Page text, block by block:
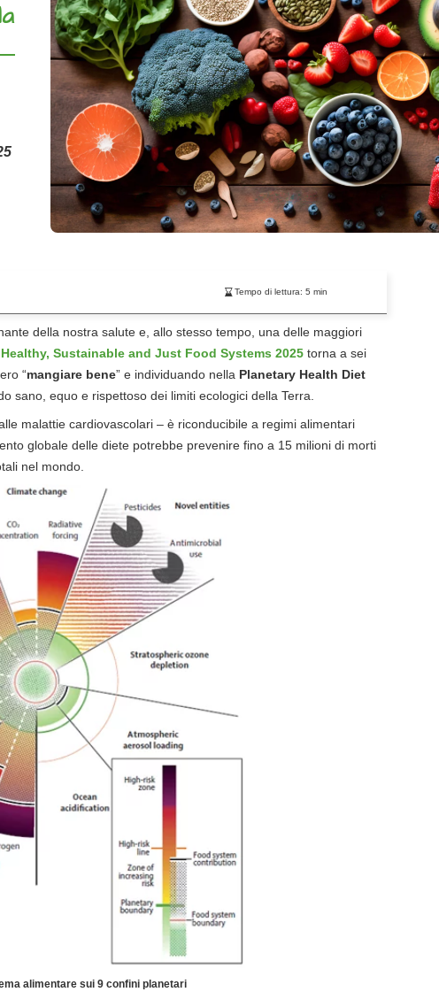
Tempo di lettura:5 min
della nostra salute e, allo stesso tempo, una delle maggiori
Sustainable and Just Food Systems 2025 torna a sei
“mangiare bene” e individuando nella Planetary Health Diet
sano, equo e rispettoso dei limiti ecologici della Terra.
malattie cardiovascolari – è riconducibile a regimi alimentari
globale delle diete potrebbe prevenire fino a 15 milioni di morti
nel mondo.
alimentare sui 9 confini planetari